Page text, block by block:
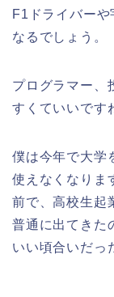
F1ドライバー
なるでしょう。
プログラマー、
すくていいです
僕は今年で大学
使えなくなりま
前で、高校生起
普通に出てきた
いい頃合いだっ